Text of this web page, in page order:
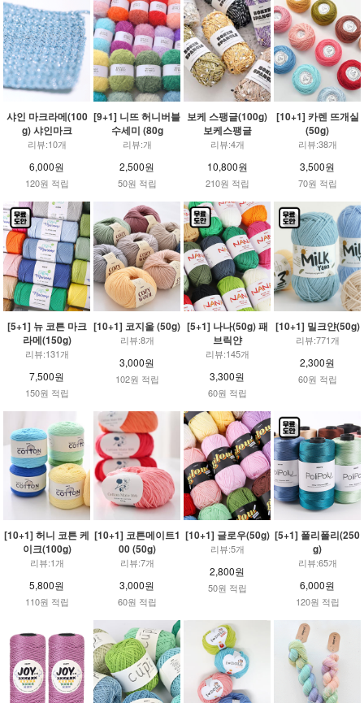
샤인 마크라메(100
g) 샤인마크
리뷰:10개
6,000원
120원 적립
[9+1] 니뜨 허니버블
수세미 (80g
리뷰:개
2,500원
50원 적립
보케 스팽글(100g)
보케스팽글
리뷰:4개
10,800원
210원 적립
[10+1] 카렌 뜨개실
(50g)
리뷰:38개
3,500원
70원 적립
[5+1] 뉴 코튼 마크
라메(150g)
리뷰:131개
7,500원
150원 적립
[10+1] 코지울 (50g)
리뷰:8개
3,000원
102원 적립
[5+1] 나나(50g) 패
브릭얀
리뷰:145개
3,300원
60원 적립
[10+1] 밀크얀(50g)
리뷰:771개
2,300원
60원 적립
[10+1] 허니 코튼 케
이크(100g)
리뷰:1개
5,800원
110원 적립
[10+1] 코튼메이트1
00 (50g)
리뷰:7개
3,000원
60원 적립
[10+1] 글로우(50g)
리뷰:5개
2,800원
50원 적립
[5+1] 폴리폴리(250
g)
리뷰:65개
6,000원
120원 적립